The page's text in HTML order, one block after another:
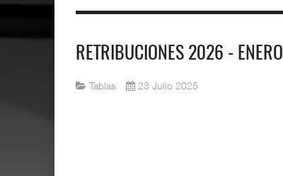
RETRIBUCIONES 2026 - ENERO
Tablas 23 Julio 2025